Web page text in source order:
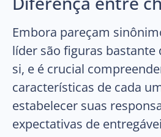
Embora pareçam
líder são figuras
si, e é crucial
características de cada
estabelecer suas
expectativas de